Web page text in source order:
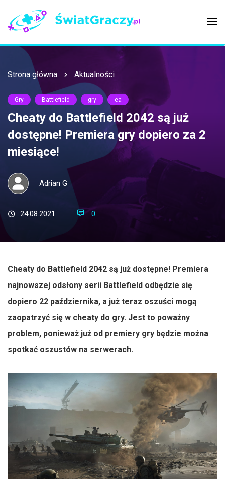
Strona główna Aktualności
Gry Battlefield gry ea
Cheaty do Battlefield 2042 są już
dostępne! Premiera gry dopiero za 2
miesiące!
Adrian G
24.08.2021 0
Cheaty do Battlefield 2042 są już dostępne! Premiera
najnowszej odsłony serii Battlefield odbędzie się
dopiero 22 października, a już teraz oszuści mogą
zaopatrzyć się w cheaty do gry. Jest to poważny
problem, ponieważ już od premiery gry będzie można
spotkać oszustów na serwerach.